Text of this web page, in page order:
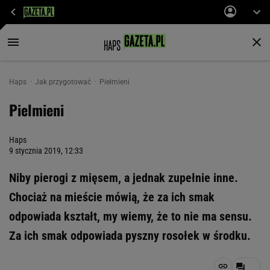
Haps Jak przygotować Pielmieni
Pielmieni
Haps
9 stycznia 2019, 12:33
Niby pierogi z mięsem, a jednak zupełnie inne.
Chociaż na mieście mówią, że za ich smak
odpowiada kształt, my wiemy, że to nie ma sensu.
Za ich smak odpowiada pyszny rosołek w środku.